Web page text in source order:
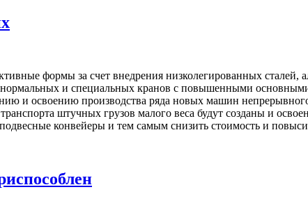
формы за счет внедрения низколегированных
нормальных и специальных кранов с повышенными
и освоению производства ряда новых машин
штучных грузов малого веса будут созданы и
конвейеры и тем самым снизить стоимость и